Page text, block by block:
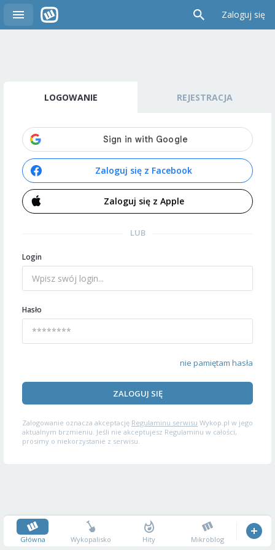
Zaloguj się
LOGOWANIE REJESTRACJA
Zaloguj się z Facebook
Zaloguj się z Apple
LUB
Login
Hasło
nie pamiętam hasła
ZALOGUJ SIĘ
Zalogowanie oznacza akceptację Regulaminu serwisu Wykop.pl w jego
aktualnym brzmieniu. Jeśli nie akceptujesz Regulaminu w całości,
prosimy o niekorzystanie z serwisu.
Główna Wykopalisko Hity Mikroblog